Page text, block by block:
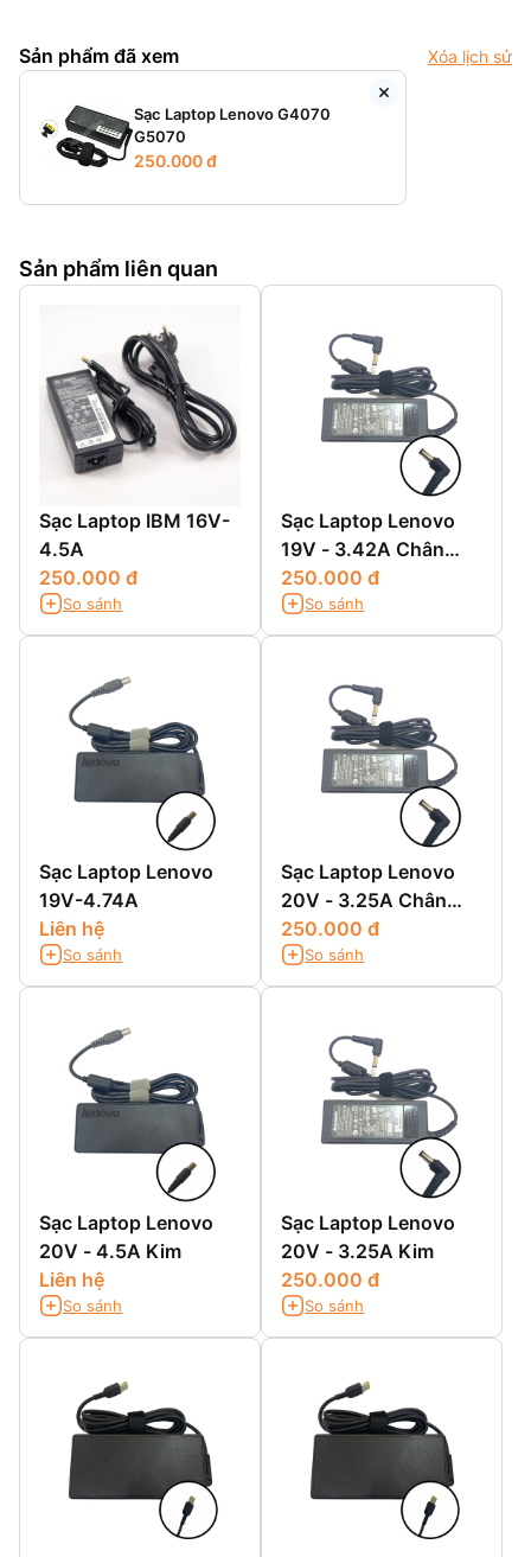
Sản phẩm đã xem Xóa lịch sử
Sạc Laptop Lenovo G4070
G5070
250.000 đ
Sản phẩm liên quan
Sạc Laptop IBM 16V-
4.5A
250.000 đ
So sánh
Sạc Laptop Lenovo
19V - 3.42A Chân
Thường
250.000 đ
So sánh
Sạc Laptop Lenovo
19V-4.74A
Liên hệ
So sánh
Sạc Laptop Lenovo
20V - 3.25A Chân
Thường
250.000 đ
So sánh
Sạc Laptop Lenovo
20V - 4.5A Kim
Liên hệ
So sánh
Sạc Laptop Lenovo
20V - 3.25A Kim
250.000 đ
So sánh